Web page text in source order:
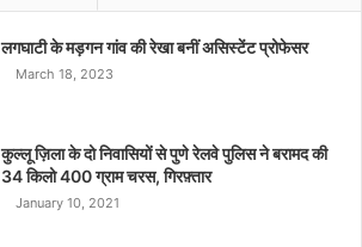
लगघाटी के मड़गन गांव की रेखा बनीं असिस्टेंट प्रोफेसर
March 18, 2023
कुल्लू ज़िला के दो निवासियों से पुणे रेलवे पुलिस ने बरामद की
34 किलो 400 ग्राम चरस, गिरफ़्तार
January 10, 2021